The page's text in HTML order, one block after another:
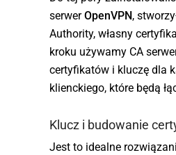
serwerOpenVPN,
Authority, własny
kroku używamy CA
certyfikatów i kluczę dla
klienckiego, które będą
Klucz i budowanie
Jest to idealne